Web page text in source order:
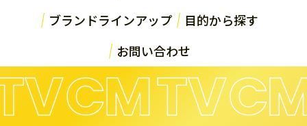
ブランドラインアップ
目的から探す
お問い合わせ